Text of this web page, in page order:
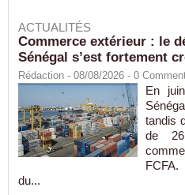
ACTUALITÉS
Commerce extérieur : le
Sénégal s’est fortement
Rédaction - 08/08/2026 - 0
En
tandis
de
FCFA.
du...